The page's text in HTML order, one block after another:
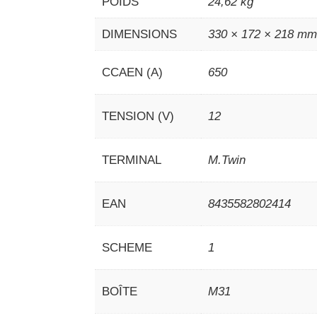
DIMENSIONS 330 × 172 × 218 mm
CCAEN (A) 650
TENSION (V) 12
TERMINAL M.Twin
EAN 8435582802414
SCHEME 1
BOÎTE M31